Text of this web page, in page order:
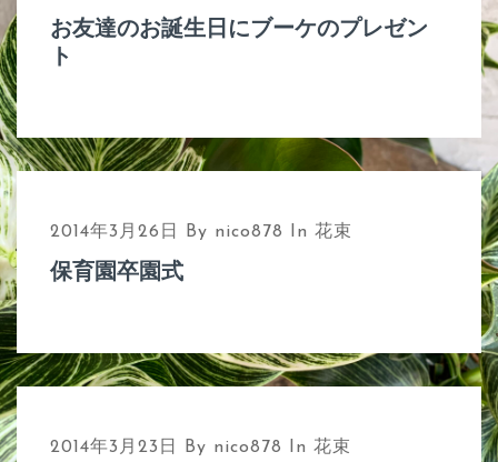
お友達のお誕生日にブーケのプレゼン
ト
2014年3月26日 By nico878 In 花束
保育園卒園式
2014年3月23日 By nico878 In 花束